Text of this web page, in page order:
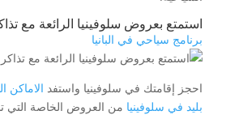
استمتع بعروض سلوفينيا الرائعة مع
برنامج سياحي في البانيا
احجز إقامتك في سلوفينيا واستفد الاماكن
بليد في سلوفينيا من العروض الخاصة التي